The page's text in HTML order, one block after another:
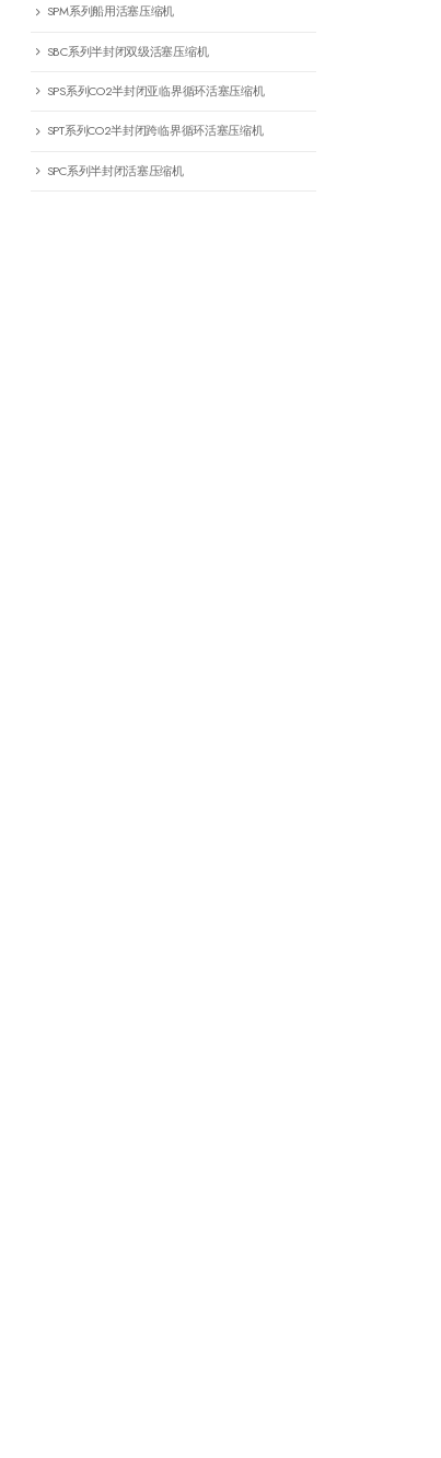
SPM系列船用活塞压缩机
SBC系列半封闭双级活塞压缩机
SPS系列CO2半封闭亚临界循环活塞压缩机
SPT系列CO2半封闭跨临界循环活塞压缩机
SPC系列半封闭活塞压缩机